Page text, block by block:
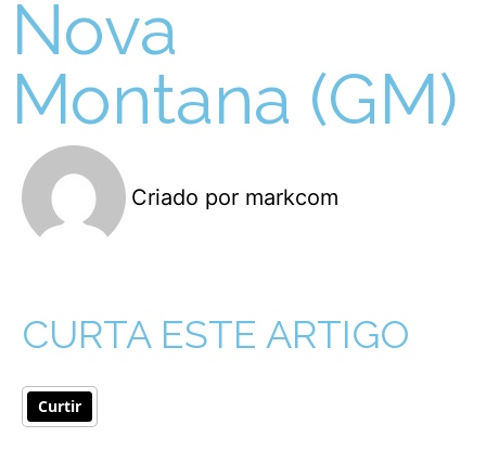
Nova
Montana (GM)
Criado por markcom
CURTA ESTE ARTIGO
Curtir